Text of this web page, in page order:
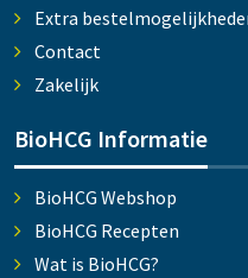
Extra
Contact
Zakelijk
BioHCG Informatie
BioHCG Webshop
BioHCG Recepten
Wat is BioHCG?